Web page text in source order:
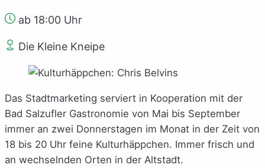
ab 18:00 Uhr
Die Kleine Kneipe
Das Stadtmarketing serviert in Kooperation mit der
Bad Salzufler Gastronomie von Mai bis September
immer an zwei Donnerstagen im Monat in der Zeit von
18 bis 20 Uhr feine Kulturhäppchen. Immer frisch und
an wechselnden Orten in der Altstadt.